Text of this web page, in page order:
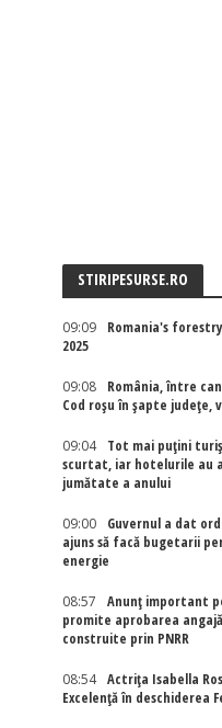
STIRIPESURSE.RO
09:09
Romania's
2025
09:08
România, între
Cod roșu în șapte județe,
09:04
Tot mai puțini
scurtat, iar hotelurile au
jumătate a anului
09:00
Guvernul a dat
ajuns să facă bugetarii
energie
08:57
Anunț important
promite aprobarea
construite prin PNRR
08:54
Actriţa Isabella
Excelenţă în deschiderea